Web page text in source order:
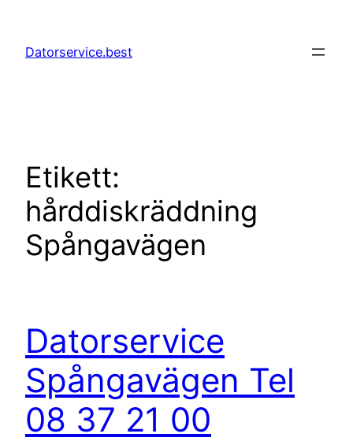
innehåll
Datorservice.best
Etikett:
hårddiskräddning
Spångavägen
Datorservice
Spångavägen Tel
08 37 21 00